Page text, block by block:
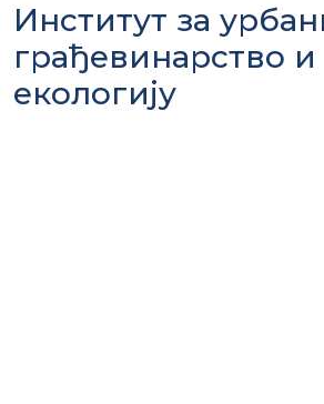
Институт за
грађевинарство и
екологију